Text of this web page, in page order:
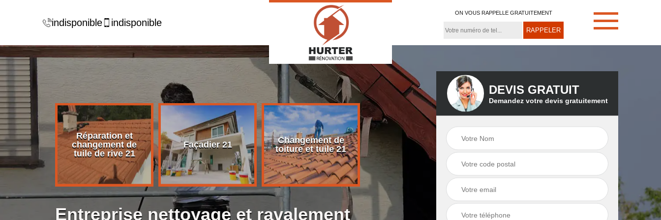
indisponible indisponible
ON VOUS RAPPELLE GRATUITEMENT
de
21
Réparation et
changement de
tuile de rive 21
Façadier 21
Changement de
toiture et tuile 21
Rénovation de
toiture 21
Démoussage de
toiture 21
Couvreur zingueur
Entreprise nettoyage et ravalement
DEVIS GRATUIT
Demandez votre devis gratuitement